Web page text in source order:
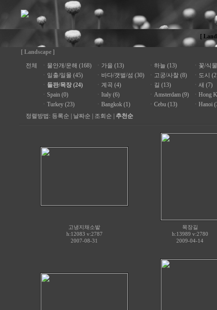
[
[ Landscape ]
전체
ㆍ 물안개/운해 (168) ㆍ 가을 (13) ㆍ 하늘 (13) ㆍ 꽃/식
ㆍ 일출/일몰 (45) ㆍ 바다/갯벌/섬 (30) ㆍ 고궁/사찰 (8) ㆍ 도시
ㆍ 들판/목장 (24) ㆍ 계곡 (4) ㆍ 길 (13) ㆍ 새 (7)
ㆍ Spain (0) ㆍ Italy (6) ㆍ Amsterdam (9) ㆍ Hong
ㆍ Turkey (23) ㆍ Bangkok (1) ㆍ Cebu (13) ㆍ Hanoi
정렬방법: 등록순 날짜순 조회순 추천순
고냉지채소밭
h:12083 v:2787
2007-08-31
목장길
h:13989 v:2780
2009-04-14